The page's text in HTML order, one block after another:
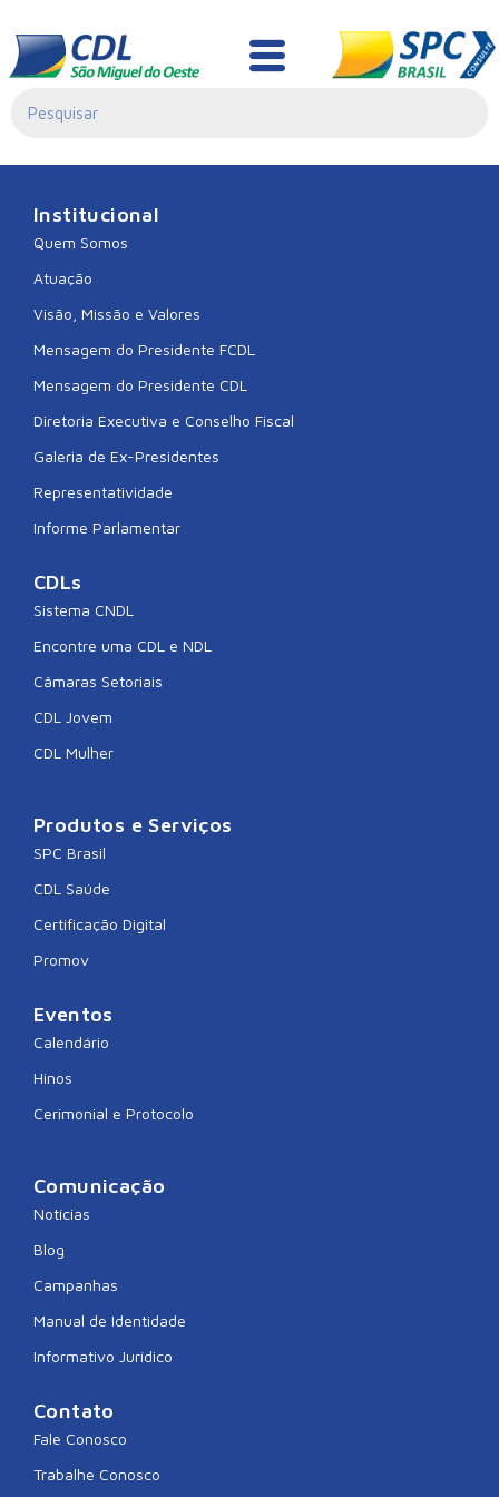
PL./0281/2024
Institucional
Quem Somos
Atuação
Visão, Missão e Valores
Mensagem do Presidente FCDL
Mensagem do Presidente CDL
Diretoria Executiva e Conselho Fiscal
Galeria de Ex-Presidentes
Representatividade
Informe Parlamentar
CDLs
Sistema CNDL
Encontre uma CDL e NDL
Câmaras Setoriais
CDL Jovem
CDL Mulher
Produtos e Serviços
SPC Brasil
CDL Saúde
Certificação Digital
Promov
Eventos
Calendário
Hinos
Cerimonial e Protocolo
Comunicação
Notícias
Blog
Campanhas
Manual de Identidade
Informativo Jurídico
Contato
Fale Conosco
Trabalhe Conosco